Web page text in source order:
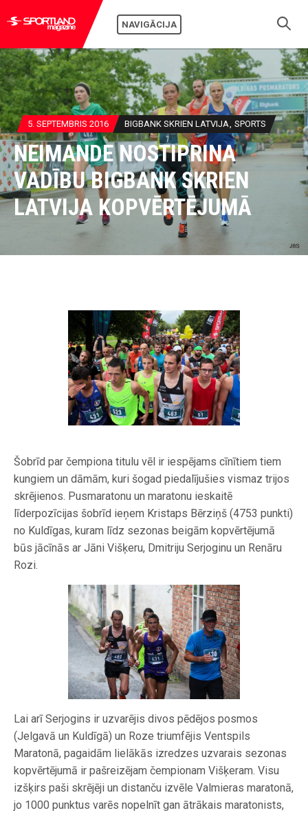
NAVIGĀCIJA
5. SEPTEMBRIS 2016 BIGBANK SKRIEN LATVIJA SPORTS
NEIMANDE NOSTIPRINA
VADĪBU BIGBANK SKRIEN
LATVIJA KOPVĒRTĒJUMĀ
Šobrīd par čempiona titulu vēl ir iespējams cīnītiem tiem
kungiem un dāmām, kuri šogad piedalījušies vismaz trijos
skrējienos. Pusmaratonu un maratonu ieskaitē
līderpozīcijas šobrīd ieņem Kristaps Bērziņš (4753 punkti)
no Kuldīgas, kuram līdz sezonas beigām kopvērtējumā
būs jācīnās ar Jāni Višķeru, Dmitriju Serjoginu un Renāru
Rozi.
Lai arī Serjogins ir uzvarējis divos pēdējos posmos
(Jelgavā un Kuldīgā) un Roze triumfējis Ventspils
Maratonā, pagaidām lielākās izredzes uzvarais sezonas
kopvērtējumā ir pašreizējam čempionam Višķeram. Visu
izšķirs paši skrējēji un distanču izvēle Valmieras maratonā,
jo 1000 punktus varēs nopelnīt gan ātrākais maratonists,